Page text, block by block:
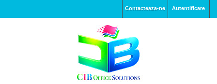
Autentificare
Contacteaza-ne